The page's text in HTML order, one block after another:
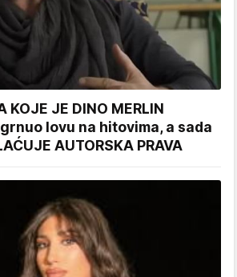
KOJE JE DINO MERLIN
lovu na hitovima, a sada
AUTORSKA PRAVA